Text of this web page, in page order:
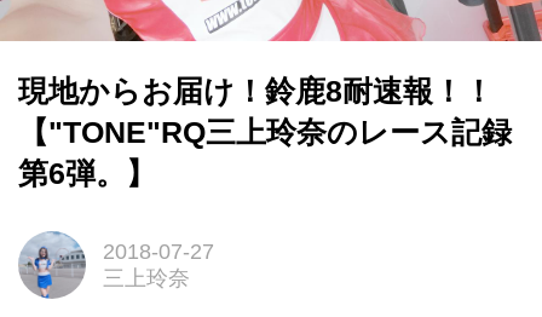
現地からお届け！鈴鹿8耐速報！！
【"TONE"RQ三上玲奈のレース記録
第6弾。】
2018-07-27
三上玲奈